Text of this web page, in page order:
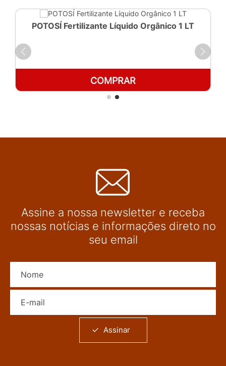
POTOSÍ Fertilizante Líquido Orgânico 1 LT
COMPRAR
Assine a nossa newsletter e receba
nossas notícias e informações direto no
seu email
Assinar